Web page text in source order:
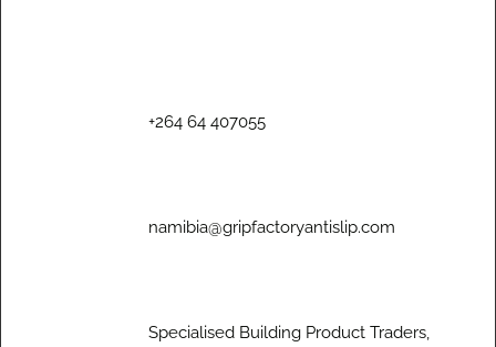
+264 64 407055
namibia@gripfactoryantislip.com
Specialised Building Product Traders,